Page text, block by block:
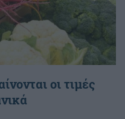
οι τιμές